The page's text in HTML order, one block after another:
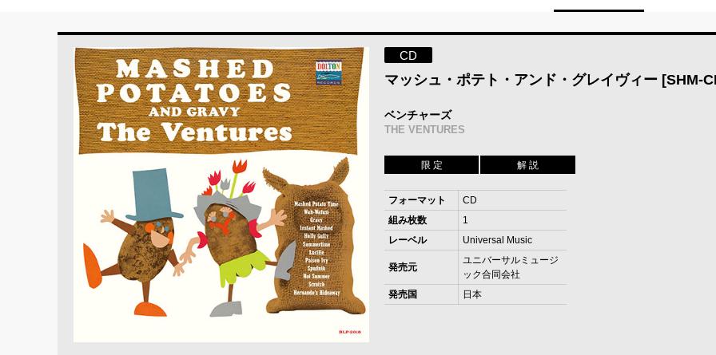
CD
マッシュ・ポテト・アンド・グレイヴィー [SHM-
ベンチャーズ
THE VENTURES
限 定 解 説
フォーマット
CD
組み枚数
1
レーベル
Universal Music
発売元
ユニバーサルミュージ
ック合同会社
発売国
日本